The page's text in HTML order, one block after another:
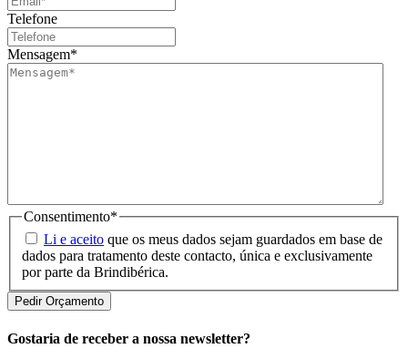
Telefone
Mensagem*
Consentimento*
Li e aceito que os meus dados sejam guardados em base de
dados para tratamento deste contacto, única e exclusivamente
por parte da Brindibérica.
Gostaria de receber a nossa newsletter?